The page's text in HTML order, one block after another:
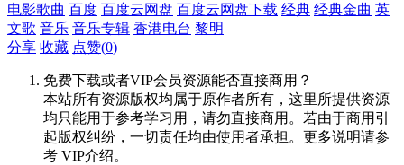
电影歌曲 百度 百度云网盘 百度云网盘下载 经典 经典金曲 英
文歌 音乐 音乐专辑 香港电台 黎明
分享 收藏 点赞(0)
免费下载或者VIP会员资源能否直接商用？
本站所有资源版权均属于原作者所有，这里所提供资源
均只能用于参考学习用，请勿直接商用。若由于商用引
起版权纠纷，一切责任均由使用者承担。更多说明请参
考 VIP介绍。